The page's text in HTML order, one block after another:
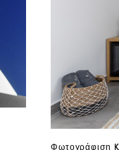
Φωτογράφιση